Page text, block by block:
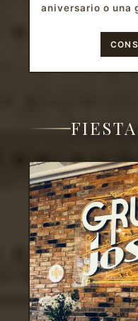
aniversario o una